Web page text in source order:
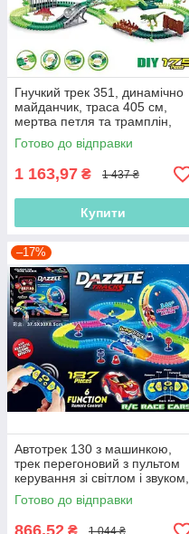
Гнучкий трек 351, динамічно
майданчик, траса 405 см,
мертва петля та трамплін,
175 елементів
Готово до відправки
1 163,97 ₴ 1 437 ₴
Купити
–17%
Автотрек 130 з машинкою,
трек перегоновий з пультом
керування зі світлом і звуком,
187 ел, довжина треку 425 см
Готово до відправки
1 044 ₴